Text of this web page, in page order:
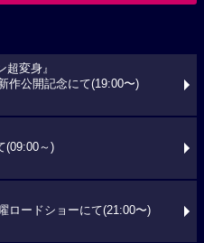
超変身』
作公開記念にて(19:00〜)
(09:00～)
ロードショーにて(21:00〜)